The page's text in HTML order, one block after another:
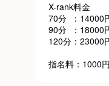
X-rank料金
70分 ：14000
90分 ：18000
120分：23000
指名料：1000円